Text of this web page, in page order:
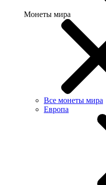
Монеты мира
Все монеты мира
Европа